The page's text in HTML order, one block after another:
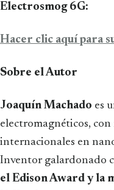
Electrosmog 6G:
Hacer clic aquí para
Sobre el Autor
Joaquín Machado es
electromagnéticos,
internacionales en
Inventor galardonado
el Edison Award y la